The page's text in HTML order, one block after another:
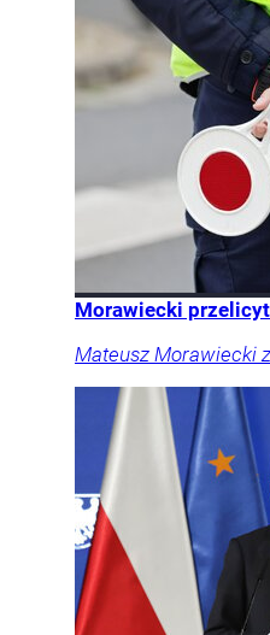
Morawiecki
Mateusz Morawiecki